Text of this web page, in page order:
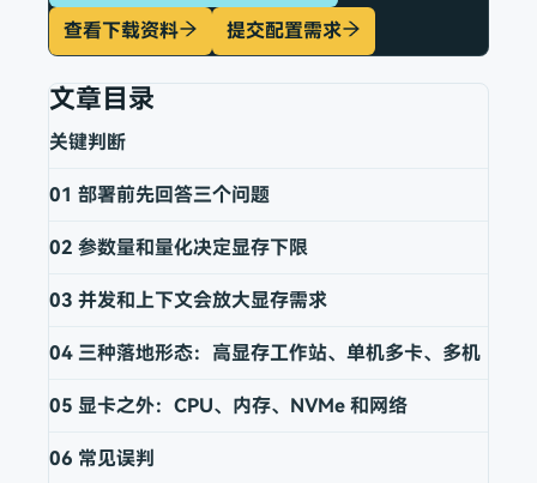
查看下载资料 提交配置需求
文章目录
关键判断
01 部署前先回答三个问题
02 参数量和量化决定显存下限
03 并发和上下文会放大显存需求
04 三种落地形态：高显存工作站、单机多卡、多机
05 显卡之外：CPU、内存、NVMe 和网络
06 常见误判